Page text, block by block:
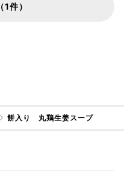
件）
餅入り 丸鶏生姜スープ